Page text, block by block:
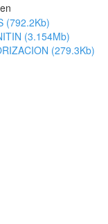
(792.2Kb)
(3.154Mb)
(279.3Kb)